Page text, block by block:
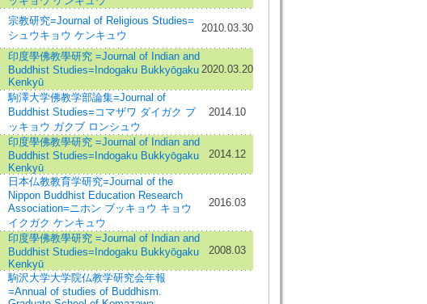
宗教研究=Journal of Religious Studies=
シュウキョウ ケンキュウ
2010.03.30
印度學佛教學研究 =Journal of Indian and
Buddhist Studies=Indogaku Bukkyōgaku
Kenkyū
2020.03.20
駒澤大学佛教学部論集=Journal of
Buddhist Studies=コマザワ ダイガク ブ
ッキョウ ガクブ ロンシュウ
2014.10
印度學佛教學研究 =Journal of Indian and
Buddhist Studies=Indogaku Bukkyōgaku
Kenkyū
2014.12
日本仏教教育学研究=Journal of the
Nippon Buddhist Education Research
Association=ニホン ブッキョウ キョウ
イクガク ケンキュウ
2016.03
印度學佛教學研究 =Journal of Indian and
Buddhist Studies=Indogaku Bukkyōgaku
Kenkyū
2008.03
駒沢大学大学院仏教学研究会年報
=Annual of studies of Buddhism.